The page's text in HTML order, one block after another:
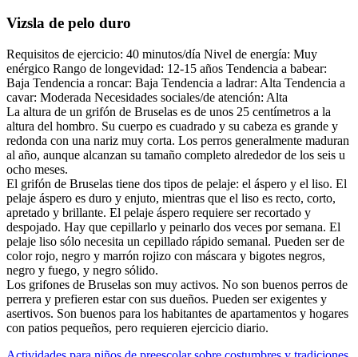
Vizsla de pelo duro
Requisitos de ejercicio: 40 minutos/día Nivel de energía: Muy
enérgico Rango de longevidad: 12-15 años Tendencia a babear:
Baja Tendencia a roncar: Baja Tendencia a ladrar: Alta Tendencia a
cavar: Moderada Necesidades sociales/de atención: Alta
La altura de un grifón de Bruselas es de unos 25 centímetros a la
altura del hombro. Su cuerpo es cuadrado y su cabeza es grande y
redonda con una nariz muy corta. Los perros generalmente maduran
al año, aunque alcanzan su tamaño completo alrededor de los seis u
ocho meses.
El grifón de Bruselas tiene dos tipos de pelaje: el áspero y el liso. El
pelaje áspero es duro y enjuto, mientras que el liso es recto, corto,
apretado y brillante. El pelaje áspero requiere ser recortado y
despojado. Hay que cepillarlo y peinarlo dos veces por semana. El
pelaje liso sólo necesita un cepillado rápido semanal. Pueden ser de
color rojo, negro y marrón rojizo con máscara y bigotes negros,
negro y fuego, y negro sólido.
Los grifones de Bruselas son muy activos. No son buenos perros de
perrera y prefieren estar con sus dueños. Pueden ser exigentes y
asertivos. Son buenos para los habitantes de apartamentos y hogares
con patios pequeños, pero requieren ejercicio diario.
Entrada